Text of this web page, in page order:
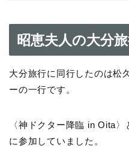
昭恵夫人の大分
大分旅行に同行したのは松
ーの一行です。
〈神ドクター降臨 in Oita
に参加していました。